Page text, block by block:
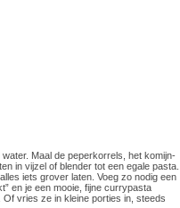
Maal de peperkorrels, het komijn-
in vijzel of blender tot een egale pasta.
iets grover laten. Voeg zo nodig een
en je een mooie, fijne currypasta
vries ze in kleine porties in, steeds